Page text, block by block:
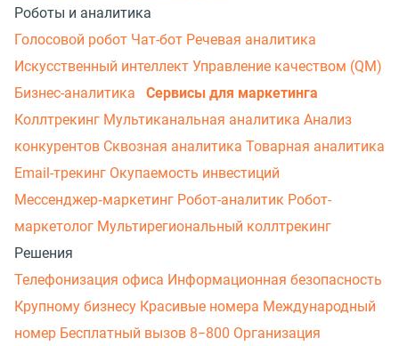
Роботы и аналитика
Голосовой робот Чат-бот Речевая аналитика
Искусственный интеллект Управление качеством (QM)
Бизнес-аналитика
Сервисы для маркетинга
Коллтрекинг Мультиканальная аналитика Анализ
конкурентов Сквозная аналитика Товарная аналитика
Email-трекинг Окупаемость инвестиций
Мессенджер‑маркетинг Робот-аналитик Робот-
маркетолог Мультирегиональный коллтрекинг
Решения
Телефонизация офиса Информационная безопасность
Крупному бизнесу Красивые номера Международный
номер Бесплатный вызов 8−800 Организация